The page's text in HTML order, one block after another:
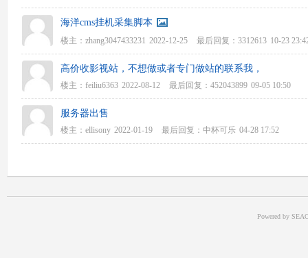
海洋cms挂机采集脚本
楼主： zhang3047433231 2022-12-25 最后回复： 3312613 10-23
高价收影视站，不想做或者专门做站的联系我，
楼主： feiliu6363 2022-08-12 最后回复： 452043899 09-05 10:50
服务器出售
楼主： ellisony 2022-01-19 最后回复： 中杯可乐 04-28 17:52
Powered by